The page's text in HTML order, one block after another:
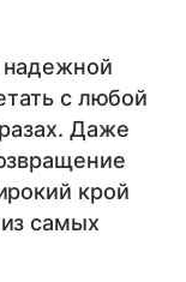
с любой
Даже
крой
самых